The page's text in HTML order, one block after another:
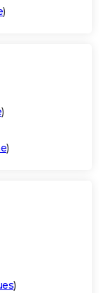
)
)
)
)